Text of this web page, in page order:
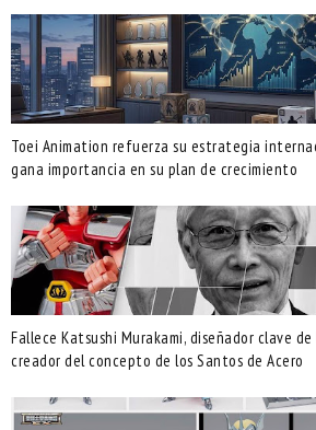
Toei Animation refuerza su estrategia
gana importancia en su plan de crecimiento
Fallece Katsushi Murakami, diseñador clave
creador del concepto de los Santos de Acero